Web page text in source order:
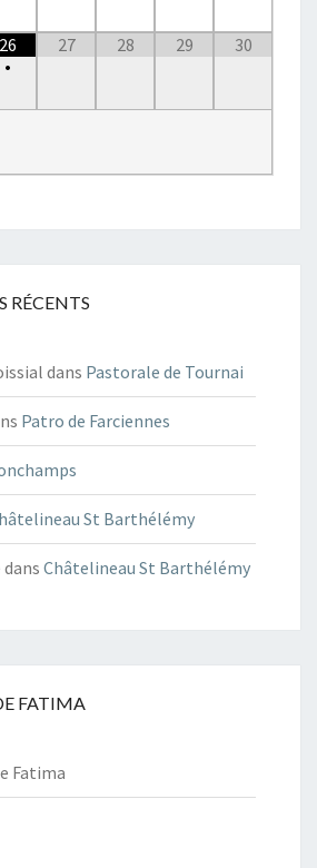
26
•
27 28 29 30
RÉCENTS
dans Pastorale de Tournai
Patro de Farciennes
St Barthélémy
dans Châtelineau St Barthélémy
FATIMA
Fatima